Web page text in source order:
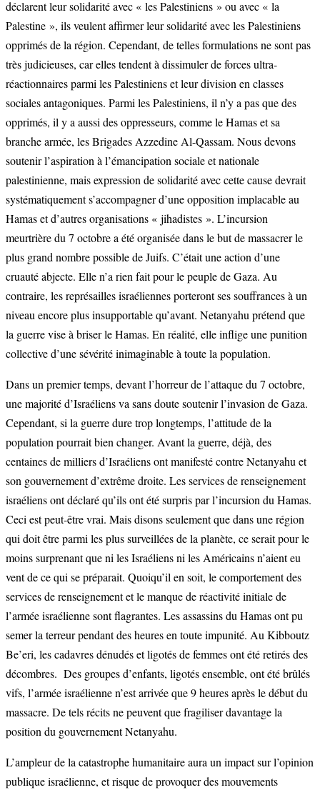
déclarent leur solidarité avec « les Palestiniens » ou avec « la
Palestine », ils veulent affirmer leur solidarité avec les Palestiniens
opprimés de la région. Cependant, de telles formulations ne sont pas
très judicieuses, car elles tendent à dissimuler de forces ultra-
réactionnaires parmi les Palestiniens et leur division en classes
sociales antagoniques. Parmi les Palestiniens, il n’y a pas que des
opprimés, il y a aussi des oppresseurs, comme le Hamas et sa
branche armée, les Brigades Azzedine Al-Qassam. Nous devons
soutenir l’aspiration à l’émancipation sociale et nationale
palestinienne, mais expression de solidarité avec cette cause devrait
systématiquement s’accompagner d’une opposition implacable au
Hamas et d’autres organisations « jihadistes ». L’incursion
meurtrière du 7 octobre a été organisée dans le but de massacrer le
plus grand nombre possible de Juifs. C’était une action d’une
cruauté abjecte. Elle n’a rien fait pour le peuple de Gaza. Au
contraire, les représailles israéliennes porteront ses souffrances à un
niveau encore plus insupportable qu’avant. Netanyahu prétend que
la guerre vise à briser le Hamas. En réalité, elle inflige une punition
collective d’une sévérité inimaginable à toute la population.
Dans un premier temps, devant l’horreur de l’attaque du 7 octobre,
une majorité d’Israéliens va sans doute soutenir l’invasion de Gaza.
Cependant, si la guerre dure trop longtemps, l’attitude de la
population pourrait bien changer. Avant la guerre, déjà, des
centaines de milliers d’Israéliens ont manifesté contre Netanyahu et
son gouvernement d’extrême droite. Les services de renseignement
israéliens ont déclaré qu’ils ont été surpris par l’incursion du Hamas.
Ceci est peut-être vrai. Mais disons seulement que dans une région
qui doit être parmi les plus surveillées de la planète, ce serait pour le
moins surprenant que ni les Israéliens ni les Américains n’aient eu
vent de ce qui se préparait. Quoiqu’il en soit, le comportement des
services de renseignement et le manque de réactivité initiale de
l’armée israélienne sont flagrantes. Les assassins du Hamas ont pu
semer la terreur pendant des heures en toute impunité. Au Kibboutz
Be’eri, les cadavres dénudés et ligotés de femmes ont été retirés des
décombres. Des groupes d’enfants, ligotés ensemble, ont été brûlés
vifs, l’armée israélienne n’est arrivée que 9 heures après le début du
massacre. De tels récits ne peuvent que fragiliser davantage la
position du gouvernement Netanyahu.
L’ampleur de la catastrophe humanitaire aura un impact sur l’opinion
publique israélienne, et risque de provoquer des mouvements